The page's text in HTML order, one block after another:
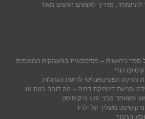
להתמודד, מדריך לאנשים רגישים מאוד
ספר בראשית – פסיכולוגית המעמקים המוצפנת
הורי
והרקע הפסיכואנליטי לדתות הגדולות
ומניעת דינמיקת דחיה – מה דוחה בנות זוג
כשאחד מבני הזוג נרקיסיסט
הגיבור